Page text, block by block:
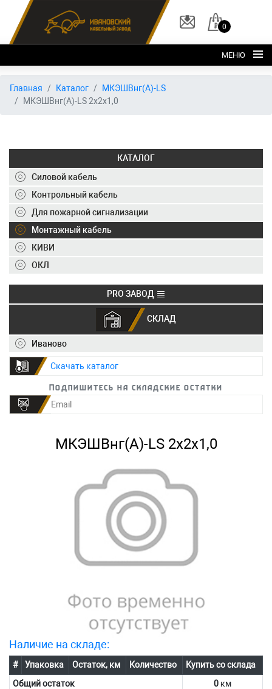
0
МЕНЮ
Главная
Склад
ОКЛ
Вакансии
Контакты
+7 (495) 150-40-20
info@ivkz.ru
Главная Каталог
МКЭШВнг(А)-LS
МКЭШВнг(А)-LS 2х2х1,0
КАТАЛОГ
Силовой кабель
Контрольный кабель
Для пожарной сигнализации
Монтажный кабель
КИВИ
ОКЛ
PRO ЗАВОД
СКЛАД
Иваново
Скачать каталог
Подпишитесь на складские остатки
МКЭШВнг(А)-LS 2х2х1,0
Наличие на складе:
# Упаковка Остаток, км Количество
Купить со склада
Общий остаток
0 км